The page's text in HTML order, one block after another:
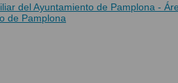
del Ayuntamiento de Pamplona -
de Pamplona